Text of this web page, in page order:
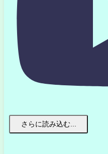
さらに読み込む...